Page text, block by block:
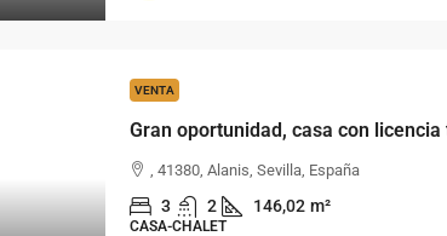
VENTA
, 41380, Alanis, Sevilla, España
3 2 146,02 m²
CASA-CHALET